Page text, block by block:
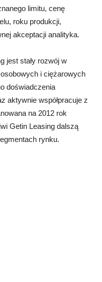
limitu, cenę
roku produkcji,
akceptacji analityka.
jest stały rozwój w
i ciężarowych
doświadczenia
aktywnie współpracuje z
na 2012 rok
Getin Leasing dalszą
rynku.